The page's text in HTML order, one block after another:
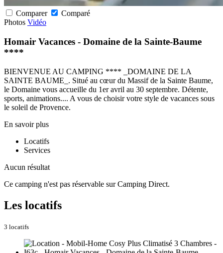
Comparer
Comparé
Photos Vidéo
Homair Vacances - Domaine de la Sainte-Baume
****
BIENVENUE AU CAMPING **** _DOMAINE DE LA
SAINTE BAUME_. Situé au cœur du Massif de la Sainte Baume,
le Domaine vous accueille du 1er avril au 30 septembre. Détente,
sports, animations.... A vous de choisir votre style de vacances sous
le soleil de Provence.
En savoir plus
Locatifs
Services
Aucun résultat
Ce camping n'est pas réservable sur Camping Direct.
Les locatifs
3 locatifs